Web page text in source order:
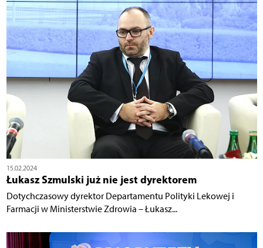
15.02.2024
Łukasz Szmulski już nie jest dyrektorem
Dotychczasowy dyrektor Departamentu Polityki Lekowej i
Farmacji w Ministerstwie Zdrowia – Łukasz...